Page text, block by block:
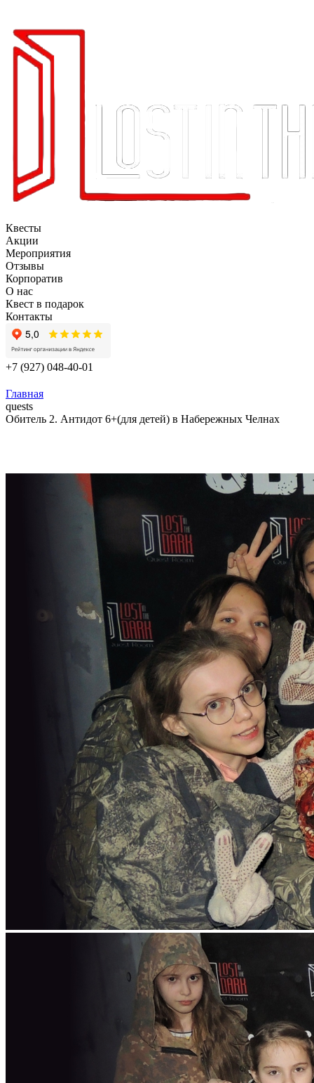
Квесты
Акции
Мероприятия
Отзывы
Корпоратив
О нас
Квест в подарок
Контакты
+7 (927) 048-40-01
Главная
quests
Обитель 2. Антидот 6+(для детей) в Набережных Челнах